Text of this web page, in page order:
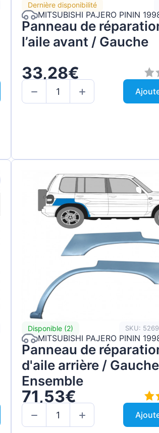
Dernière disponibilité
MITSUBISHI PAJERO PININ
Panneau de
l’aile avant / Gauche
33,28€
Disponible (2) SKU:
MITSUBISHI PAJERO PININ
Panneau de
d'aile arrière /
Ensemble
71,53€